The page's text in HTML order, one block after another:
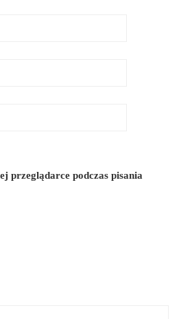
przeglądarce podczas pisania